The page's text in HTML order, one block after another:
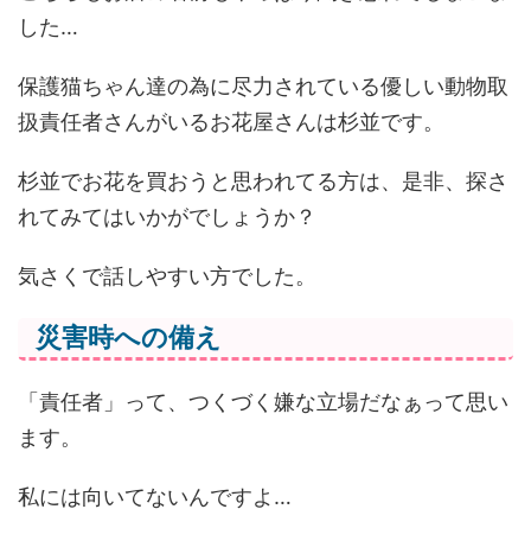
した…
保護猫ちゃん達の為に尽力されている優しい動物取
扱責任者さんがいるお花屋さんは杉並です。
杉並でお花を買おうと思われてる方は、是非、探さ
れてみてはいかがでしょうか？
気さくで話しやすい方でした。
災害時への備え
「責任者」って、つくづく嫌な立場だなぁって思い
ます。
私には向いてないんですよ…